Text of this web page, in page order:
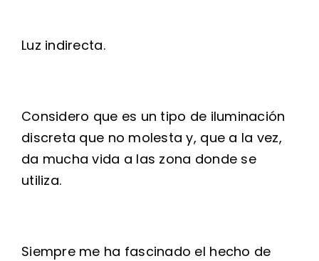
Luz indirecta.
Considero que es un tipo de iluminación
discreta que no molesta y, que a la vez,
da mucha vida a las zona donde se
utiliza.
Siempre me ha fascinado el hecho de